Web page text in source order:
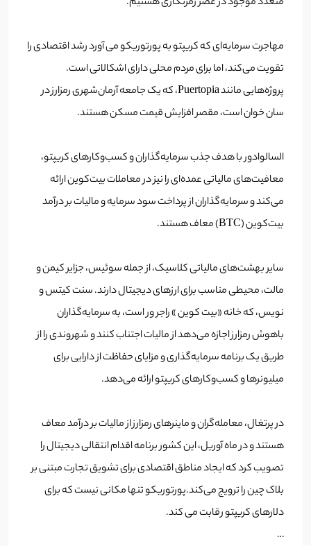
مهاجرت سرمایه‌ای که کریپتو به پورتوریکو می آورد رشد اقتصادی را
تقویت می‌کند، اما برای مردم محلی دارای اشکالاتی است.
پروژه‌هایی مانند Puertopia، که یک جامعه آرمان‌شهری رمزارز در
سان خوان است، مقصر افزایش قیمت مسکن هستند.
السالوادور با هدف جذب سرمایه‌گذاران و کسب‌وکارهای کریپتو،
معافیت‌های مالیاتی عمده‌ای را نیز در معاملات بیت‌کوین ارائه
می‌کند و سرمایه‌گذاران از پرداخت سود سرمایه و مالیات بر درآمد
بیت‌کوین (BTC) معاف هستند.
سایر بهشت‌های مالیاتی کلاسیک، از جمله سوئیس، جزایر کیمن و
مالت، محیطی مناسب برای ارزهای دیجیتال دارند. سنت کیتس و
نویس، که خانه «بیت کوین » راجر ور است، به سرمایه‌گذاران
باهوش رمزارز اجازه می‌دهد از مالیات اجتناب کنند و شهروندی را از
طریق یک برنامه سرمایه‌گذاری و مزایای حفاظت از دارایی برای
میلیونرها و کسب‌وکارهای کریپتو ارائه می‌دهد.
در پرتغال، معامله‌گران و ماینرهای رمزارز از مالیات بر درآمد معاف
هستند و در ماه آوریل، این کشور برنامه اقدام انتقالی دیجیتال را
تصویب کرد که ایجاد مناطق اقتصادی برای تشویق تجارت مبتنی بر
بلاک چین را ترویج می‌کند.پورتوریکو تنها مکانی نیست که برای
دلارهای کریپتو رقابت می کند.
…